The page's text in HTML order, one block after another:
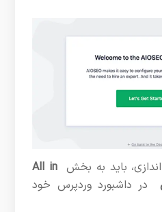
باید به بخش All in
در داشبورد وردپرس خود